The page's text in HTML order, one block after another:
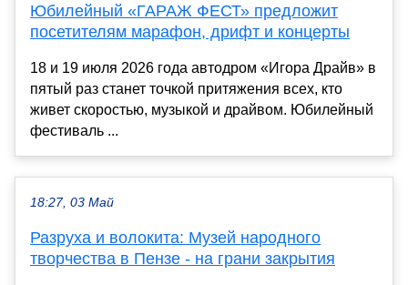
Юбилейный «ГАРАЖ ФЕСТ» предложит
посетителям марафон, дрифт и концерты
18 и 19 июля 2026 года автодром «Игора Драйв» в
пятый раз станет точкой притяжения всех, кто
живет скоростью, музыкой и драйвом. Юбилейный
фестиваль ...
18:27, 03 Май
Разруха и волокита: Музей народного
творчества в Пензе - на грани закрытия